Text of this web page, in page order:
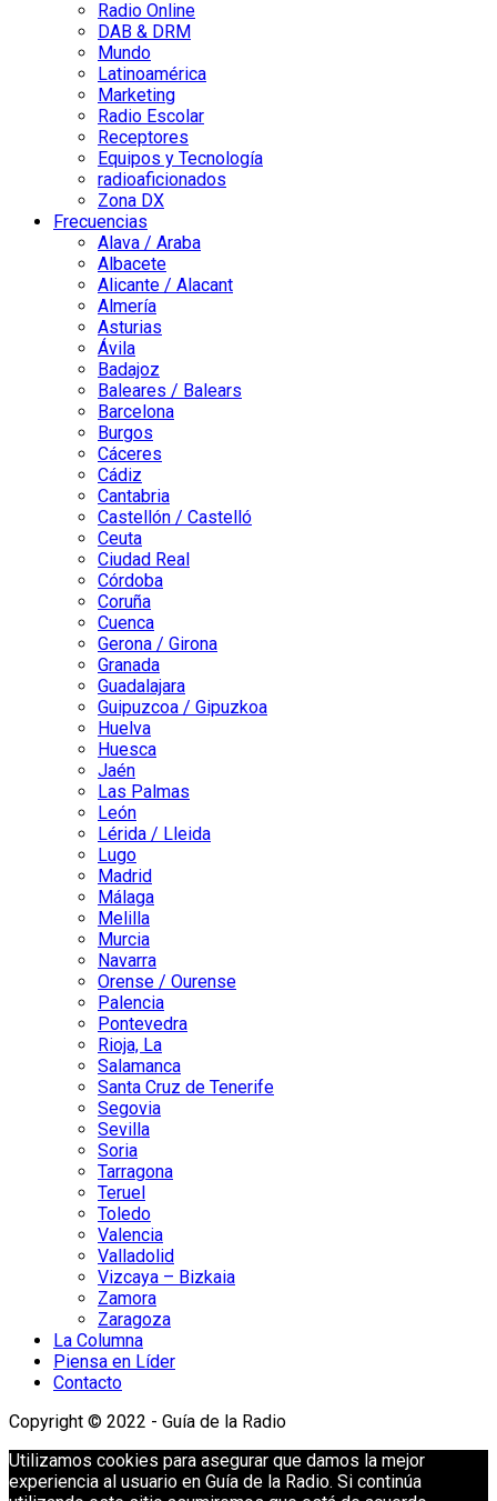
Radio Online
DAB & DRM
Mundo
Latinoamérica
Marketing
Radio Escolar
Receptores
Equipos y Tecnología
radioaficionados
Zona DX
Frecuencias
Alava / Araba
Albacete
Alicante / Alacant
Almería
Asturias
Ávila
Badajoz
Baleares / Balears
Barcelona
Burgos
Cáceres
Cádiz
Cantabria
Castellón / Castelló
Ceuta
Ciudad Real
Córdoba
Coruña
Cuenca
Gerona / Girona
Granada
Guadalajara
Guipuzcoa / Gipuzkoa
Huelva
Huesca
Jaén
Las Palmas
León
Lérida / Lleida
Lugo
Madrid
Málaga
Melilla
Murcia
Navarra
Orense / Ourense
Palencia
Pontevedra
Rioja, La
Salamanca
Santa Cruz de Tenerife
Segovia
Sevilla
Soria
Tarragona
Teruel
Toledo
Valencia
Valladolid
Vizcaya – Bizkaia
Zamora
Zaragoza
La Columna
Piensa en Líder
Contacto
Copyright © 2022 - Guía de la Radio
Utilizamos cookies para asegurar que damos la mejor
experiencia al usuario en Guía de la Radio. Si continúa